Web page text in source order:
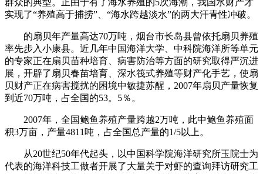
实现了“养殖高于捕捞”、“海水跨越淡水”的两大汗青性冲破。
的扇贝年产量高达70万吨，烟台市长岛县曾依托扇贝养殖
率先步入小康县。近几年中国海洋大学、中科院海洋所等单元
的专家正在扇贝苗种培育、病害防治等方面的研究取得严沉进
展，开辟了扇贝春苗培育、深水筏式养殖等财产化手艺，使扇
贝财产正在病害搅扰的困境中敏捷苏醒，2007年扇贝产量恢复
到近70万吨，占全国的53。5％。
2007年，全国鲍鱼养殖产量跨越2万吨，此中鲍鱼养殖面
积3万亩，产量4811吨，占全国总产量的1/5以上。
从20世纪50年代起头，以中国科学院海洋研究所玉院士为
代表的海洋科技工做者开展了大量关于对虾的查询拜访研究工